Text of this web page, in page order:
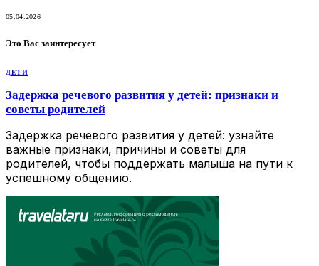
05.04.2026
Это Вас заинтересует
ДЕТИ
Задержка речевого развития у детей: признаки и
советы родителей
Задержка речевого развития у детей: узнайте
важные признаки, причины и советы для
родителей, чтобы поддержать малыша на пути к
успешному общению.